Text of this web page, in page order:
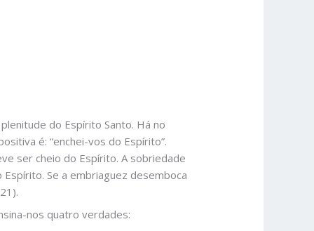
do Espírito Santo. Há no
é: “enchei-vos do Espírito”.
ser cheio do Espírito. A sobriedade
Se a embriaguez desemboca
nos quatro verdades: